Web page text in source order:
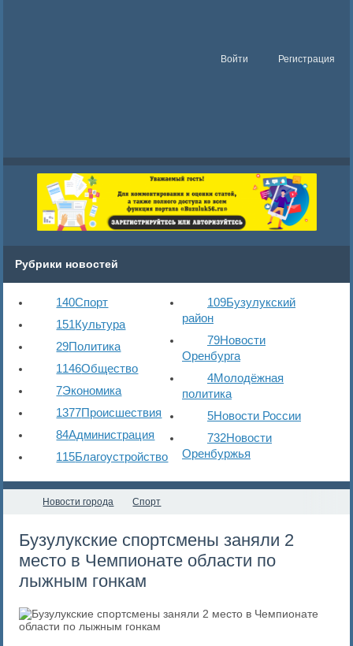
Войти Регистрация
Рубрики новостей
140Спорт
151Культура
29Политика
1146Общество
7Экономика
1377Происшествия
84Администрация
115Благоустройство
109Бузулукский
район
79Новости
Оренбурга
4Молодёжная
политика
5Новости России
732Новости
Оренбуржья
Новости города Спорт
Бузулукские спортсмены заняли 2
место в Чемпионате области по
лыжным гонкам